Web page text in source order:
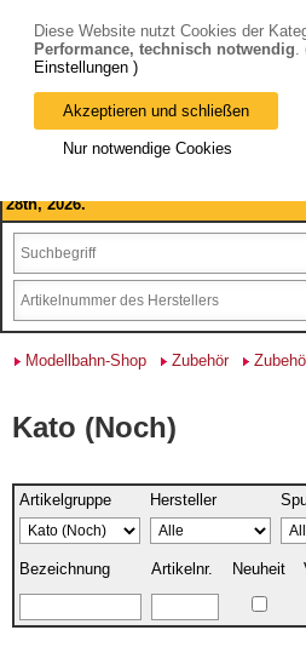
Bitte beachten Sie: wir machen
August 2026 haben wir geschlossen.
28th, 2026.
Modellbahn-Shop Zubehör
Kato (Noch)
Artikelgruppe Hersteller
Bezeichnung Artikelnr. Neuheit
Diese Website nutzt Cookies der
Performance, technisch notwendig.
Einstellungen )
Akzeptieren und schließen
Nur notwendige Cookies